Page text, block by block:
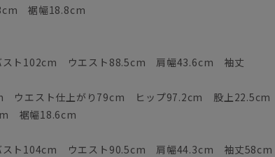
裾幅18.8cm
スト102cm ウエスト88.5cm 肩幅43.6cm 袖丈
ウエスト仕上がり79cm ヒップ97.2cm 股上22.5cm
裾幅18.6cm
スト104cm ウエスト90.5cm 肩幅44.3cm 袖丈58cm